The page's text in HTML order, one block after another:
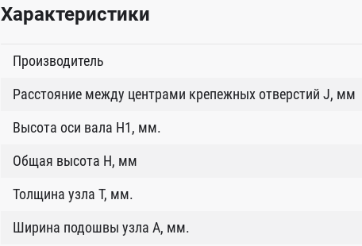
Характеристики
Производитель
Расстояние между центрами крепежных отверстий J, мм
Высота оси вала H1, мм.
Общая высота H, мм
Толщина узла T, мм.
Ширина подошвы узла А, мм.